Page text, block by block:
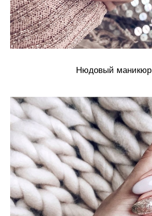
Нюдовый маникюр